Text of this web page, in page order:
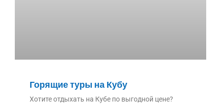
Горящие туры на Кубу
Хотите отдыхать на Кубе по выгодной цене?